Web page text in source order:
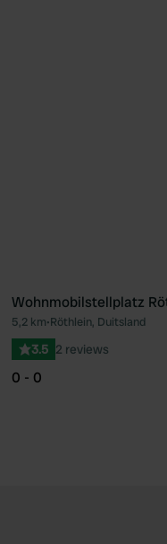
Wohnmobilstellplatz
5,2 km•Röthlein, Duitsland
3.5 2 reviews
0 - 0